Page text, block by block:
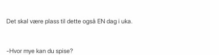
Det skal være plass til dette også EN dag i uka.
-Hvor mye kan du spise?